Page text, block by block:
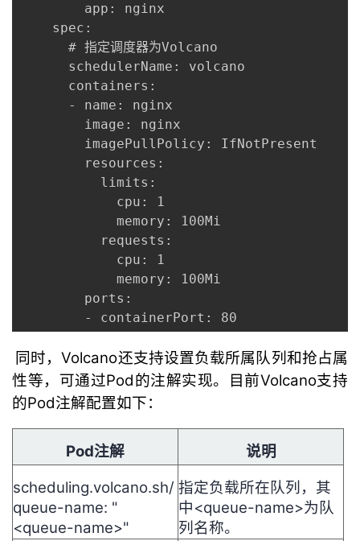
        app: nginx
    spec:
      # 指定调度器为Volcano
      schedulerName: volcano
      containers:
      - name: nginx
        image: nginx
        imagePullPolicy: IfNotPresent
        resources:
          limits:
            cpu: 1
            memory: 100Mi
          requests:
            cpu: 1
            memory: 100Mi
        ports:
同时，Volcano还支持设置负载所属队列和抢占属
性等，可通过Pod的注解实现。目前Volcano支持
的Pod注解配置如下：
Pod注解
说明
scheduling.volcano.sh/
queue-name: "
<queue-name>"
指定负载所在队列，其
中<queue-name>为队
列名称。